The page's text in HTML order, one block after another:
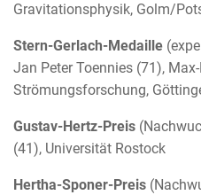
Gravitationsphysik, Golm/
Stern-Gerlach-Medaille
Jan Peter Toennies (71),
Strömungsforschung,
Gustav-Hertz-Preis
(41), Universität Rostock
Hertha-Sponer-Preis